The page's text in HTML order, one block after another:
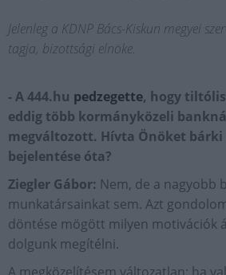
Jelenleg a KDNP Bács-Kiskun megyei
tagja, bizottsági elnöke.
- A 444.hu pedzegette, hogy
eddig több kormányközeli
megváltozott. Hívta Önöket bárki
bejelentése óta?
Ziegler Gábor: Nem, de a nagyobb
munkatársainkat sem. Azt
döntése mögött milyen motivációk
dolgunk megítélni.